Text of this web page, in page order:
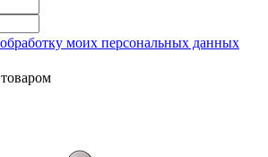
моих персональных данных